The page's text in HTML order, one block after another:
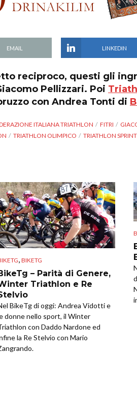
EMAIL LINKEDIN
reciproco, questi gli
Pellizzari. Poi
con Andrea Tonti di
ITALIANA TRIATHLON FITRI
TRIATHLON OLIMPICO TRIATHLON SPRINT
BIKETG
– Parità di Genere,
Triathlon e Re
BikeTg di oggi: Andrea Vidotti e
donne nello sport, il Winter
con Daddo Nardone ed
la Re Stelvio con Mario